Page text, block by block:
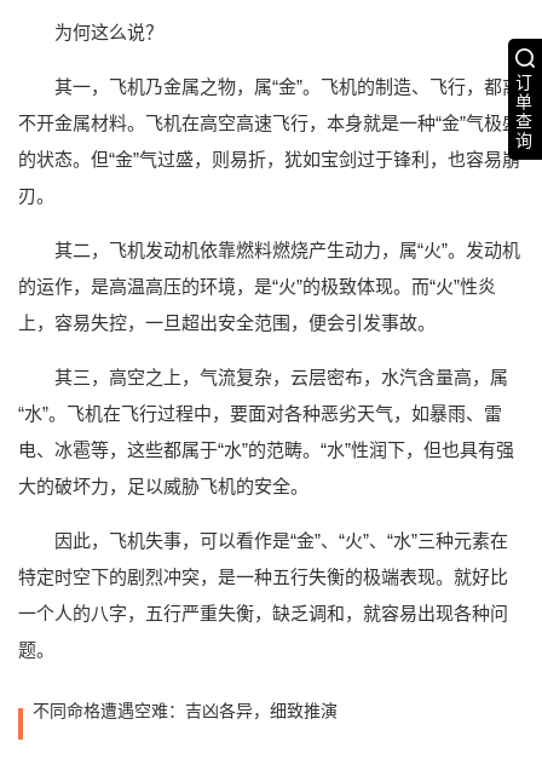
订
单
查
询
为何这么说？
其一，飞机乃金属之物，属“金”。飞机的制造、飞行，都离
不开金属材料。飞机在高空高速飞行，本身就是一种“金”气极盛
的状态。但“金”气过盛，则易折，犹如宝剑过于锋利，也容易崩
刃。
其二，飞机发动机依靠燃料燃烧产生动力，属“火”。发动机
的运作，是高温高压的环境，是“火”的极致体现。而“火”性炎
上，容易失控，一旦超出安全范围，便会引发事故。
其三，高空之上，气流复杂，云层密布，水汽含量高，属
“水”。飞机在飞行过程中，要面对各种恶劣天气，如暴雨、雷
电、冰雹等，这些都属于“水”的范畴。“水”性润下，但也具有强
大的破坏力，足以威胁飞机的安全。
因此，飞机失事，可以看作是“金”、“火”、“水”三种元素在
特定时空下的剧烈冲突，是一种五行失衡的极端表现。就好比
一个人的八字，五行严重失衡，缺乏调和，就容易出现各种问
题。
不同命格遭遇空难：吉凶各异，细致推演